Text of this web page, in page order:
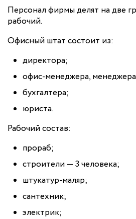
Персонал фирмы делят на две
рабочий.
Офисный штат состоит из:
директора;
офис-менеджера,
бухгалтера;
юриста.
Рабочий состав:
прораб;
строители — 3 человека;
штукатур-маляр;
сантехник;
электрик;